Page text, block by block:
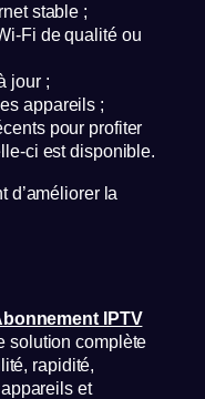
stable ;
Fi de qualité ou
jour ;
appareils ;
pour profiter
ci est disponible.
d’améliorer la
IPTV
solution complète
rapidité,
et